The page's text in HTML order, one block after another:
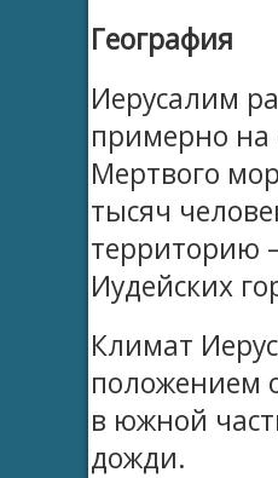
География
Иерусалим
примерно на
Мертвого
тысяч
территорию
Иудейских
Климат
положением
в южной
дожди.